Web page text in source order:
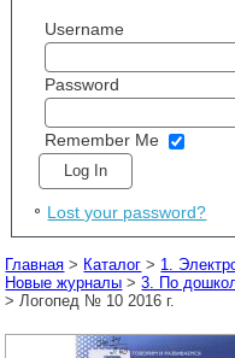
Username
Password
Remember Me
Lost your password?
Главная > Каталог > 1.
Новые журналы >3. По
> Логопед № 10 2016 г.